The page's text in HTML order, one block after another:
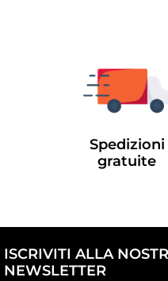
Spedizioni
gratuite
ISCRIVITI ALLA
NEWSLETTER